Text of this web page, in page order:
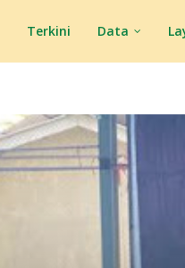
Terkini Data